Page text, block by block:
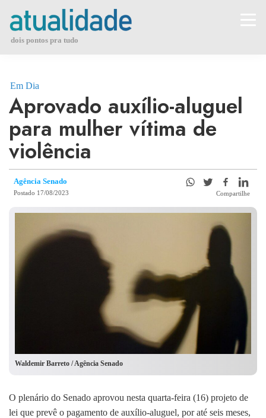
contentdois pontos pra tudo
Em Dia
Aprovado auxílio-aluguel
para mulher vítima de
violência
Agência Senado
Postado 17/08/2023 Compartilhe
Waldemir Barreto / Agência Senado
O plenário do Senado aprovou nesta quarta-feira (16) projeto de
lei que prevê o pagamento de auxílio-aluguel, por até seis meses,